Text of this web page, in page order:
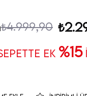
₺4.999,90
EK %15